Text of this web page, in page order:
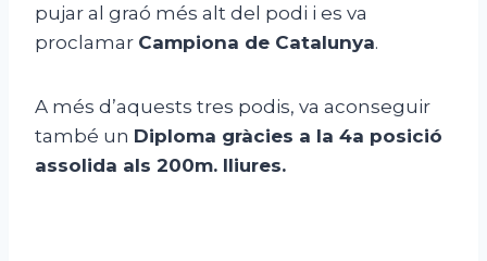
pujar al graó més alt del podi i es va
proclamar Campiona de Catalunya.
A més d’aquests tres podis, va aconseguir
també un Diploma gràcies a la 4a posició
assolida als 200m. lliures.